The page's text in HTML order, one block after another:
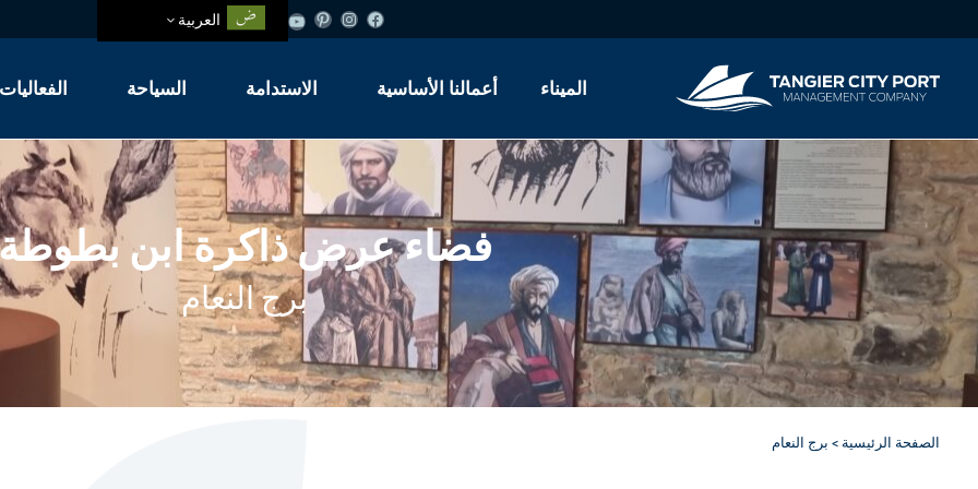
العربية
الميناء أعمالنا الأساسية
مارينا
عبّارة
الرحلات البحرية
الاستدامة السياحة
المواقع التاريخية
منطقة طنجة
الفعاليات
فضاء عرض ذاكرة ابن
برج النعام
الصفحة الرئيسية > برج النعام